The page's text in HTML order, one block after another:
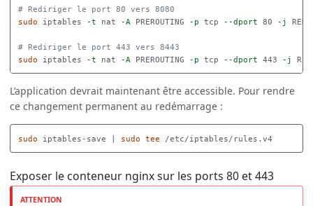
# Rediriger le port 80 vers 8080
sudo
iptables -t nat -A PREROUTING -p tcp --dport 80 -j
# Rediriger le port 443 vers 8443
sudo
iptables -t nat -A PREROUTING -p tcp --dport 443 -j
L’application devrait maintenant être accessible. Pour rendre
ce changement permanent au redémarrage :
sudo iptables-save | sudo tee
Exposer le conteneur nginx sur les ports 80 et 443